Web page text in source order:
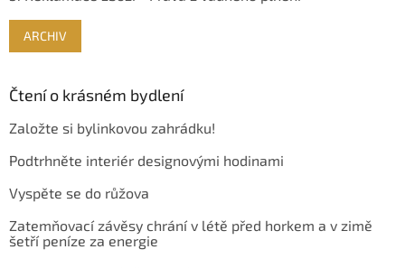
ARCHIV
Čtení o krásném bydlení
Založte si bylinkovou zahrádku!
Podtrhněte interiér designovými hodinami
Vyspěte se do růžova
Zatemňovací závěsy chrání v létě před horkem a v zimě
šetří peníze za energie